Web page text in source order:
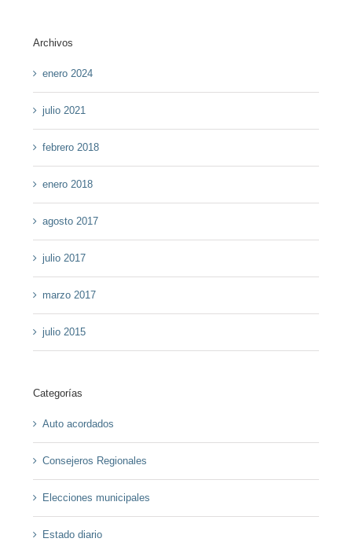
Archivos
enero 2024
julio 2021
febrero 2018
enero 2018
agosto 2017
julio 2017
marzo 2017
julio 2015
Categorías
Auto acordados
Consejeros Regionales
Elecciones municipales
Estado diario